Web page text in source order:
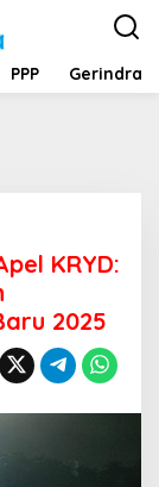
PPP Gerindra
KRYD:
2025